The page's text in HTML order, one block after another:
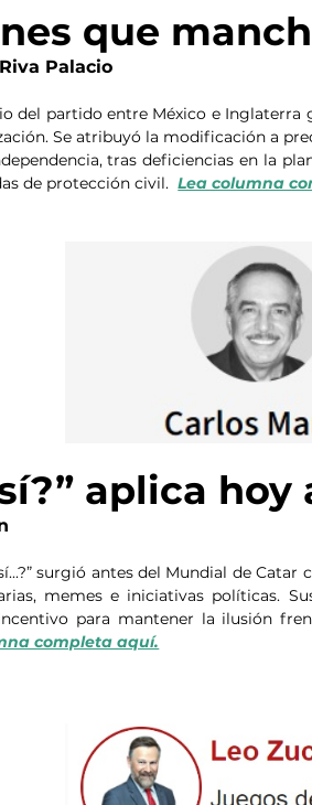
que
Palacio
del partido entre México e Inglaterra
Se atribuyó la modificación a
tras deficiencias en la
de protección civil. Lea columna
aplica hoy
surgió antes del Mundial de
memes e iniciativas políticas.
para mantener la ilusión
completa aquí.